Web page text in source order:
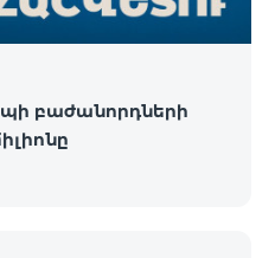
բաժանորդների